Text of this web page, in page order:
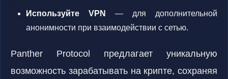
Используйте VPN
— для дополнительной
анонимности при взаимодействии с сетью.
Panther Protocol предлагает уникальную
возможность зарабатывать на крипте, сохраняя